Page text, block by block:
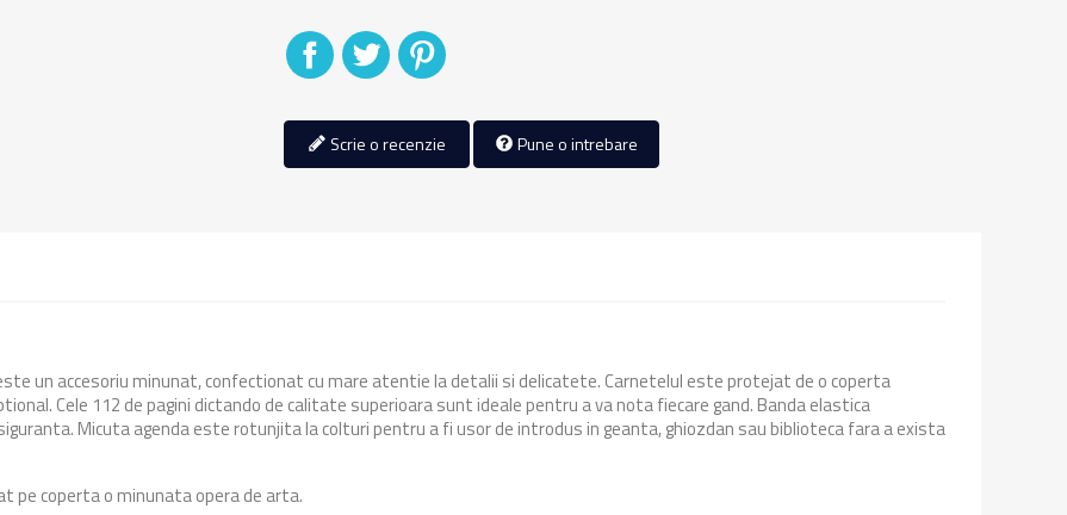
DistribuitiTweet
Scrie o recenzie Pune o intrebare
un accesoriu minunat, confectionat cu mare atentie la detalii si delicatete. Carnetelul este protejat de o coperta
Cele 112 de pagini dictando de calitate superioara sunt ideale pentru a va nota fiecare gand. Banda elastica
Micuta agenda este rotunjita la colturi pentru a fi usor de introdus in geanta, ghiozdan sau biblioteca fara a exista
pe coperta o minunata opera de arta.